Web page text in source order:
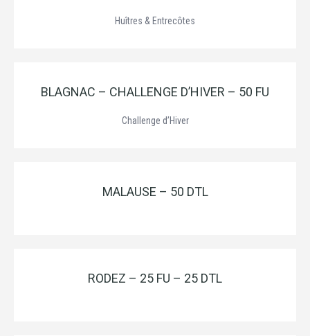
Huîtres & Entrecôtes
BLAGNAC – CHALLENGE D’HIVER – 50 FU
Challenge d’Hiver
MALAUSE – 50 DTL
RODEZ – 25 FU – 25 DTL